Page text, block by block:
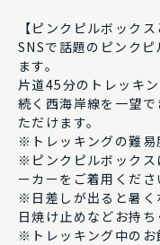
【ピンクピルボックス
SNSで話題のピンク
ます。
片道45分のトレッキ
続く西海岸線を一望
ただけます。
※トレッキングの難易
※ピンクピルボックス
ーカーをご着用くださ
※日差しが出ると暑く
日焼け止めなどお持ち
※トレッキング中のお